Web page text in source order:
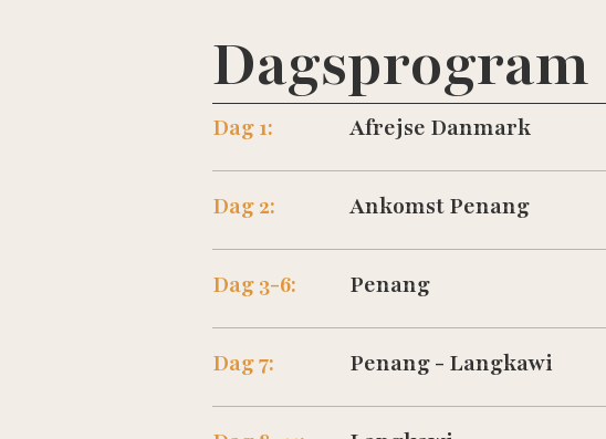
Besøg hotellets hjemmeside
Dagsprogram
Dag 1: Afrejse Danmark
Dag 2: Ankomst Penang
Dag 3-6: Penang
Dag 7: Penang - Langkawi